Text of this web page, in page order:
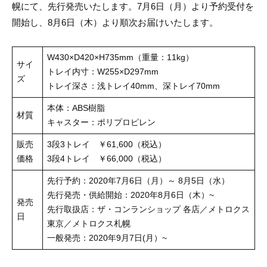
幌にて、先行発売いたします。7月6日（月）より予約受付を
開始し、8月6日（木）より順次お届けいたします。
サイ
ズ
W430×D420×H735mm（重量：11kg）
トレイ内寸：W255×D297mm
トレイ深さ：浅トレイ40mm、深トレイ70mm
材質
本体：ABS樹脂
キャスター：ポリプロピレン
販売
価格
3段3トレイ ￥61,600（税込）
3段4トレイ ￥66,000（税込）
発売
日
先行予約：2020年7月6日（月）～ 8月5日（水）
先行発売・供給開始：2020年8月6日（木）~
先行取扱店：ザ・コンランショップ 各店／メトロクス
東京／メトロクス札幌
一般発売：2020年9月7日(月）~